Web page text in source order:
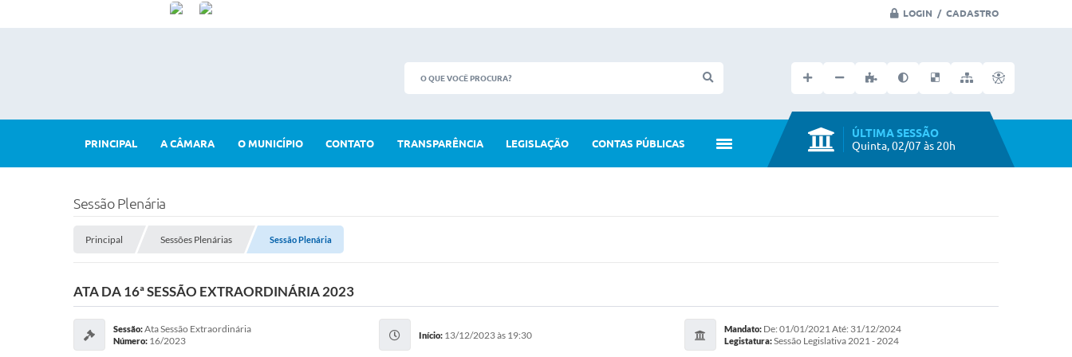
LOGIN / CADASTRO
PRINCIPAL A CÂMARA O MUNICÍPIO CONTATO TRANSPARÊNCIA LEGISLAÇÃO CONTAS PÚBLICAS
ÚLTIMA SESSÃO
Quinta, 02/07 às 20h
Sessão Plenária
Principal Sessões Plenárias Sessão Plenária
ATA DA 16ª SESSÃO EXTRAORDINÁRIA 2023
Sessão:Ata Sessão Extraordinária
Número: 16/2023 Início: 13/12/2023 às 19:30 Mandato:De: 01/01/2021 Até: 31/12/2024
Legistatura:Sessão Legislativa 2021 - 2024